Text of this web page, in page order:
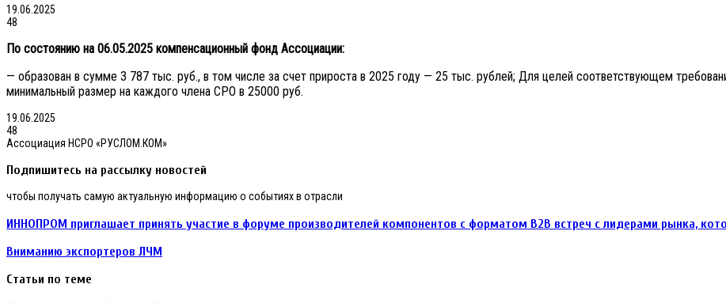
19.06.2025
48
По состоянию на 06.05.2025 компенсационный фонд Ассоциации:
— образован в сумме 3 787 тыс. руб., в том числе за счет прироста в 2025 году — 25 тыс. рублей; Для целей соответствующем
минимальный размер на каждого члена СРО в 25000 руб.
19.06.2025
48
Ассоциация НСРО «РУСЛОМ.КОМ»
Подпишитесь на рассылку новостей
чтобы получать самую актуальную информацию о событиях в отрасли
ИННОПРОМ
принять
участие
в
форуме
ИННОПРОМ приглашает принять участие в форуме производителей компонентов с форматом В2В встреч с лидерами рынка,
Вниманию
ЛЧМ
Вниманию экспортеров ЛЧМ
Статьи по теме